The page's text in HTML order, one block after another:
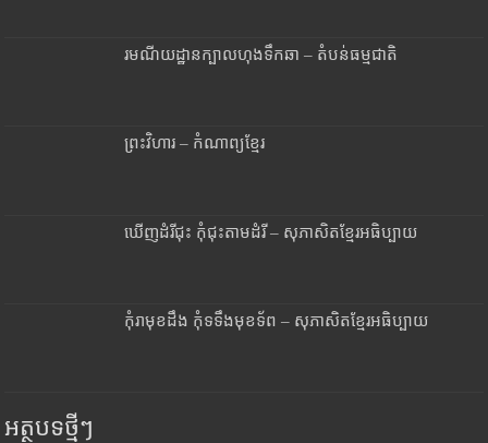
រមណីយដ្ឋានក្បាលហុងទឹកឆា – តំបន់ធម្មជាតិ
ព្រះវិហារ – កំណាព្យខ្មែរ
ឃើញដំរីជុះ កុំជុះតាមដំរី – សុភាសិតខ្មែរអធិប្បាយ
កុំរាមុខដឹង កុំទទឹងមុខទ័ព – សុភាសិតខ្មែរអធិប្បាយ
អត្ថបទថ្មីៗ